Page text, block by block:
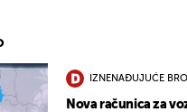
IZNENAĐUJUĆE
Nova računica za